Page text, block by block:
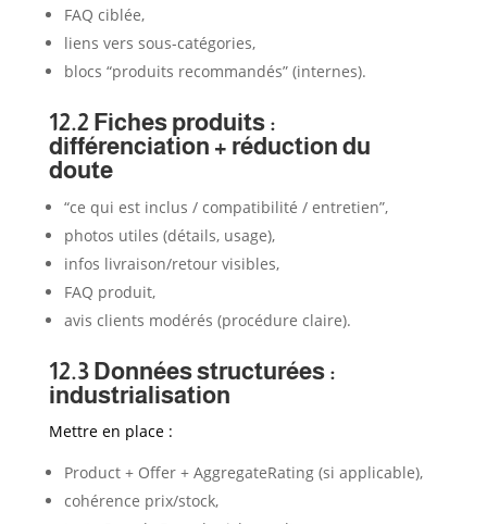
FAQ ciblée,
liens vers sous-catégories,
blocs “produits recommandés” (internes).
12.2 Fiches produits :
différenciation + réduction du
doute
“ce qui est inclus / compatibilité / entretien”,
photos utiles (détails, usage),
infos livraison/retour visibles,
FAQ produit,
avis clients modérés (procédure claire).
12.3 Données structurées :
industrialisation
Mettre en place :
Product + Offer + AggregateRating (si applicable),
cohérence prix/stock,